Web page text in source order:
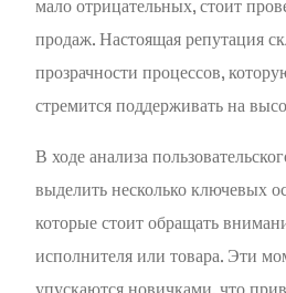
мало отрицательных, стоит
продаж. Настоящая репутация
прозрачности процессов,
стремится поддерживать на
В ходе анализа
выделить несколько ключевых
которые стоит обращать
исполнителя или товара. Эти